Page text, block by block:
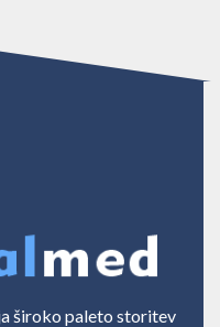
široko paleto storitev